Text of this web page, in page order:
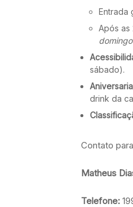
Entrada
Após as
sábado).
drink da
Contato
Matheus
Telefone: